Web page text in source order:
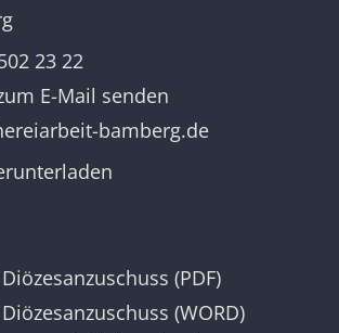
23 22
E-Mail senden
bamberg.de
(PDF)
(WORD)